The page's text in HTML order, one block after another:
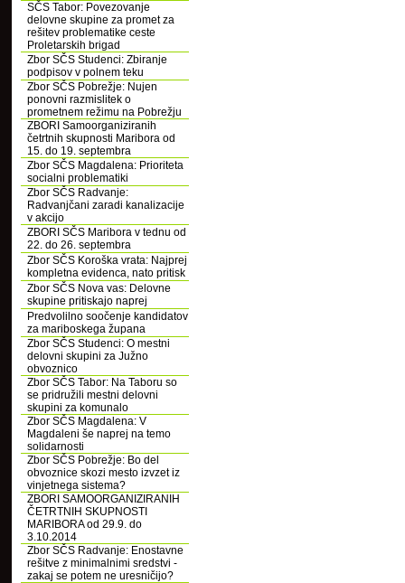
SČS Tabor: Povezovanje
delovne skupine za promet za
rešitev problematike ceste
Proletarskih brigad
Zbor SČS Studenci: Zbiranje
podpisov v polnem teku
Zbor SČS Pobrežje: Nujen
ponovni razmislitek o
prometnem režimu na Pobrežju
ZBORI Samoorganiziranih
četrtnih skupnosti Maribora od
15. do 19. septembra
Zbor SČS Magdalena: Prioriteta
socialni problematiki
Zbor SČS Radvanje:
Radvanjčani zaradi kanalizacije
v akcijo
ZBORI SČS Maribora v tednu od
22. do 26. septembra
Zbor SČS Koroška vrata: Najprej
kompletna evidenca, nato pritisk
Zbor SČS Nova vas: Delovne
skupine pritiskajo naprej
Predvolilno soočenje kandidatov
za mariboskega župana
Zbor SČS Studenci: O mestni
delovni skupini za Južno
obvoznico
Zbor SČS Tabor: Na Taboru so
se pridružili mestni delovni
skupini za komunalo
Zbor SČS Magdalena: V
Magdaleni še naprej na temo
solidarnosti
Zbor SČS Pobrežje: Bo del
obvoznice skozi mesto izvzet iz
vinjetnega sistema?
ZBORI SAMOORGANIZIRANIH
ČETRTNIH SKUPNOSTI
MARIBORA od 29.9. do
3.10.2014
Zbor SČS Radvanje: Enostavne
rešitve z minimalnimi sredstvi -
zakaj se potem ne uresničijo?